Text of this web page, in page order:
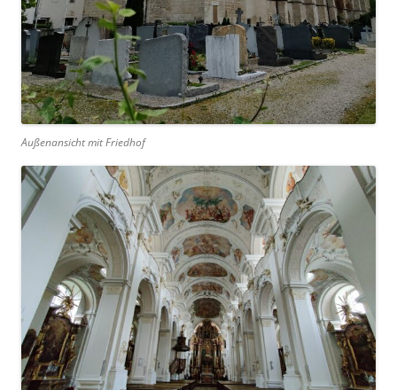
Außenansicht mit Friedhof